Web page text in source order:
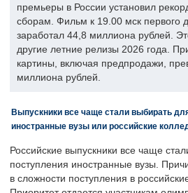
премьеры в России установил
сборам. Фильм к 19.00 мск первого
заработал 44,8 миллиона рублей.
другие летние релизы 2026 года.
картины, включая предпродажи,
миллиона рублей.
Выпускники все чаще стали выбирать
иностранные вузы или российские
Российские выпускники все чаще
поступления иностранные вузы.
в сложности поступления в